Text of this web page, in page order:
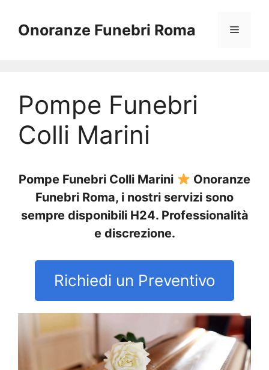
contenuto
Onoranze Funebri Roma Menu
Pompe Funebri
Colli Marini
Pompe Funebri Colli Marini
Onoranze
Funebri Roma, i nostri servizi sono
sempre disponibili H24. Professionalità
e discrezione.
Richiedi un Preventivo